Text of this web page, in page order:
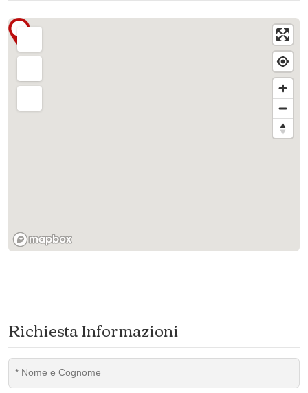
Richiesta Informazioni